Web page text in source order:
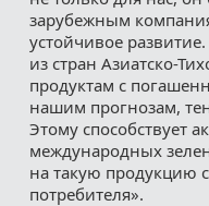
зарубежным
устойчивое
из стран Азиатско-
продуктам с
нашим прогнозам,
Этому способствует
международных
на такую продукцию
потребителя».